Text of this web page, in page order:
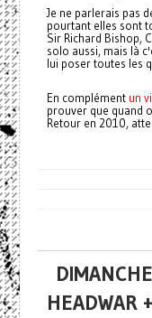
Je ne parlerais pas
pourtant elles sont
Sir Richard Bishop,
solo aussi, mais là
lui poser toutes les
En complément un
prouver que quand
Retour en 2010,
HEADWAR